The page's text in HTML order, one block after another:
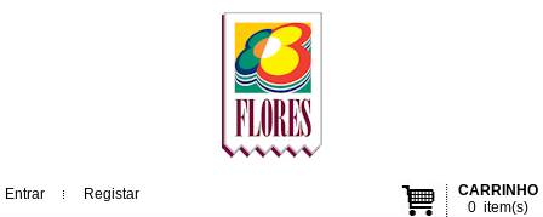
CARRINHO
0item(s)
Entrar Registar